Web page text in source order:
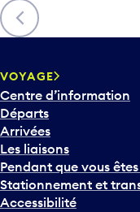
Précédent
VOYAGE
Centre d’information
Départs
Arrivées
Les liaisons
Pendant que vous
Stationnement et
Accessibilité